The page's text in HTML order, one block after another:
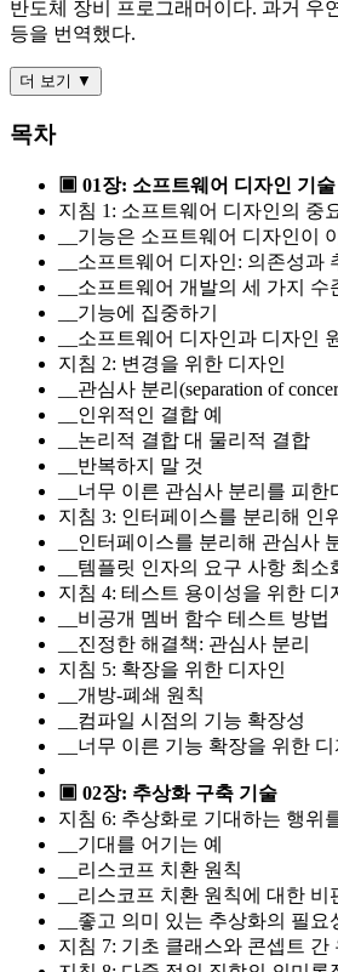
반도체 장비 프로그래머이다. 과거 우
등을 번역했다.
더 보기 ▼
목차
▣ 01장: 소프트웨어 디자인 기술
지침 1: 소프트웨어 디자인의 중
__기능은 소프트웨어 디자인이
__소프트웨어 디자인: 의존성과
__소프트웨어 개발의 세 가지 수
__기능에 집중하기
__소프트웨어 디자인과 디자인
지침 2: 변경을 위한 디자인
__관심사 분리(separation of
__인위적인 결합 예
__논리적 결합 대 물리적 결합
__반복하지 말 것
__너무 이른 관심사 분리를 피한
지침 3: 인터페이스를 분리해 인
__인터페이스를 분리해 관심사
__템플릿 인자의 요구 사항 최소
지침 4: 테스트 용이성을 위한 디
__비공개 멤버 함수 테스트 방법
__진정한 해결책: 관심사 분리
지침 5: 확장을 위한 디자인
__개방-폐쇄 원칙
__컴파일 시점의 기능 확장성
__너무 이른 기능 확장을 위한
▣ 02장: 추상화 구축 기술
지침 6: 추상화로 기대하는 행위
__기대를 어기는 예
__리스코프 치환 원칙
__리스코프 치환 원칙에 대한 비
__좋고 의미 있는 추상화의 필요
지침 7: 기초 클래스와 콘셉트 간